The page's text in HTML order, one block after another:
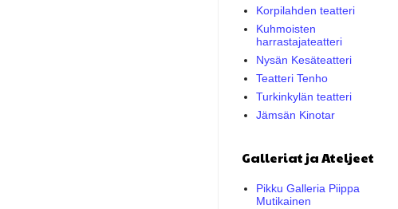
Korpilahden teatteri
Kuhmoisten
harrastajateatteri
Nysän Kesäteatteri
Teatteri Tenho
Turkinkylän teatteri
Jämsän Kinotar
Galleriat ja Ateljeet
Pikku Galleria Piippa
Mutikainen